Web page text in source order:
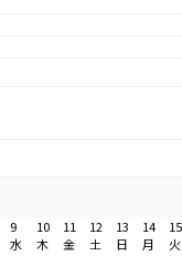
9 10 11 12 13 14
15
水 木 金 土 日 月 火